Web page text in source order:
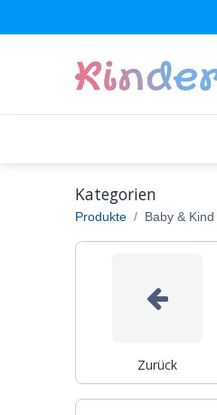
Kategorien
Produkte Baby & Kind
Zurück